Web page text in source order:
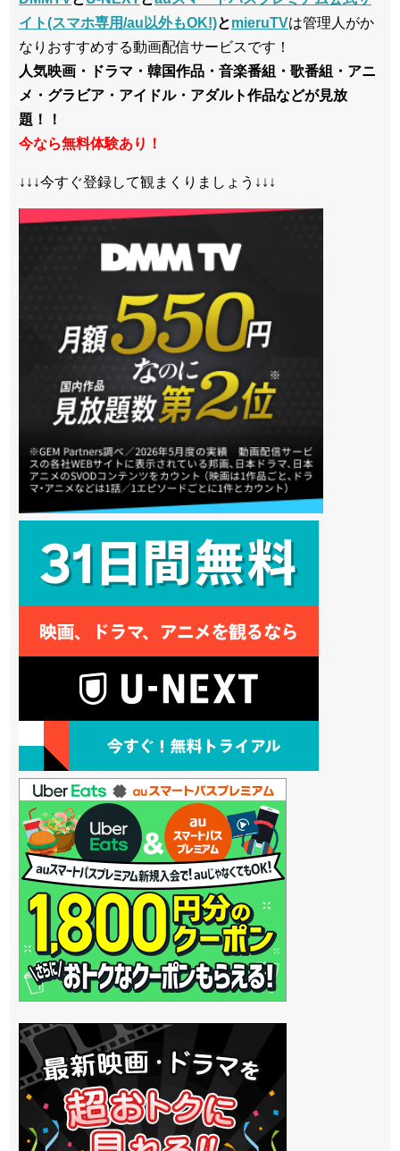
イト(スマホ専用/au以外もOK!)とmieruTVは管理人がか
なりおすすめする動画配信サービスです！
人気映画・ドラマ・韓国作品・音楽番組・歌番組・アニ
メ・グラビア・アイドル・アダルト作品などが見放
題！！
今なら無料体験あり！
↓↓↓今すぐ登録して観まくりましょう↓↓↓